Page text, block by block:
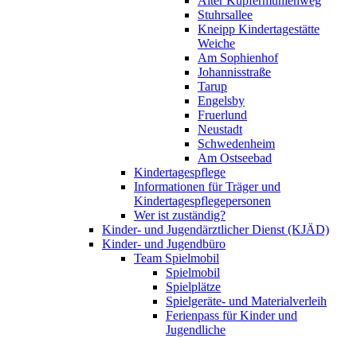
Stuhrsallee
Kneipp Kindertagestätte
Weiche
Am Sophienhof
Johannisstraße
Tarup
Engelsby
Fruerlund
Neustadt
Schwedenheim
Am Ostseebad
Kindertagespflege
Informationen für Träger und
Kindertagespflegepersonen
Wer ist zuständig?
Kinder- und Jugendärztlicher Dienst (KJÄD)
Kinder- und Jugendbüro
Team Spielmobil
Spielmobil
Spielplätze
Spielgeräte- und Materialverleih
Ferienpass für Kinder und
Jugendliche